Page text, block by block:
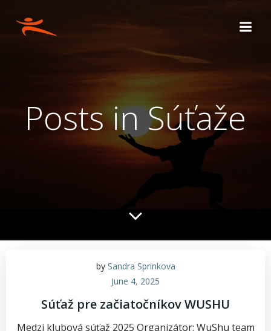
Posts in Súťaže
by Sandra Sprinkova
June 4, 2025
Súťaž pre začiatočníkov WUSHU
Medzi klubová súťaž 2025 Organizátor: WuShu team